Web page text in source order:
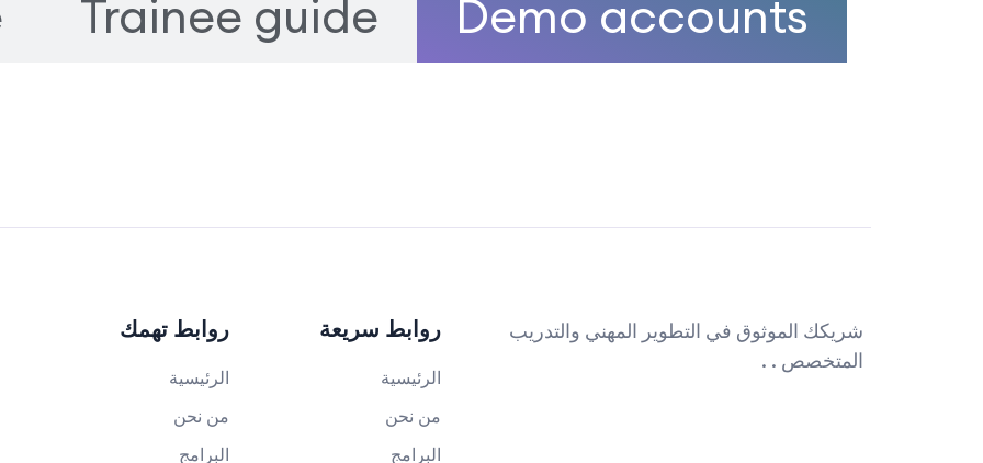
Demo accounts
Trainee guide
شريكك الموثوق في التطوير المهني والتدريب
المتخصص . .
روابط سريعة
الرئيسية
من نحن
البرامج
روابط تهمك
الرئيسية
من نحن
البرامج